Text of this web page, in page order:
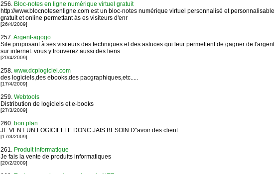
256. Bloc-notes en ligne numérique virtuel gratuit
http://www.blocnotesenligne.com est un bloc-notes numérique virtuel personnalisé et personnalisable
gratuit et online permettant às es visiteurs d'enr
[26/4/2009]
257.Argent-agogo
Site proposant à ses visiteurs des techniques et des astuces qui leur permettent de gagner de l'argent
sur internet. vous y trouverez aussi des liens
[20/4/2009]
258. www.dcplogiciel.com
des logiciels,des ebooks,des pacgraphiques,etc.....
[17/4/2009]
259. Webtools
Distribution de logiciels et e-books
[27/3/2009]
260. bon plan
JE VENT UN LOGICIELLE DONC JAIS BESOIN D''avoir des client
[17/3/2009]
261. Produit informatique
Je fais la vente de produits informatiques
[20/2/2009]